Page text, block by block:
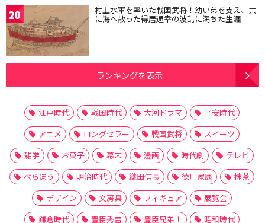
20 村上水軍を率いた戦国武将！幼い弟を支え、共
に海へ散った得居通幸の波乱に満ちた生涯
ランキングを表示
江戸時代 戦国時代 大河ドラマ
平安時代
アニメ
ロングセラー 戦国武将
スイーツ
雑学
お菓子 幕末 漫画 時代劇
テレビ
べらぼう
明治時代 織田信長 徳川家康
抹茶
デザイン
文房具 フィギュア
展覧会
鎌倉時代
豊臣秀吉 豊臣兄弟！
昭和時代